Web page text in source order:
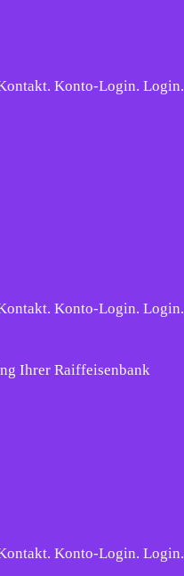
Konto-Login. Login.
Konto-Login. Login.
Ihrer Raiffeisenbank
Konto-Login. Login.